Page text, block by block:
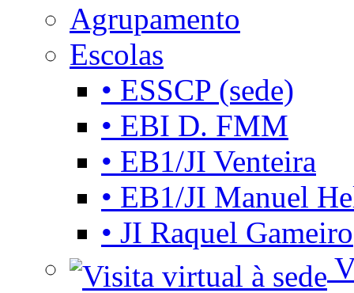
Agrupamento
Escolas
• ESSCP (sede)
• EBI D. FMM
• EB1/JI Venteira
• EB1/JI Manuel
• JI Raquel Gameiro